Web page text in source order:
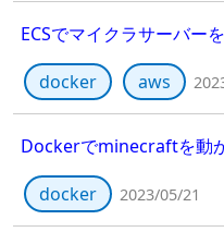
ECSでマイクラサーバー
docker
aws
Dockerでminecraftを動
docker
2023/05/21